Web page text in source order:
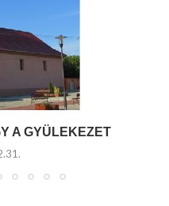
A GYÜLEKEZET